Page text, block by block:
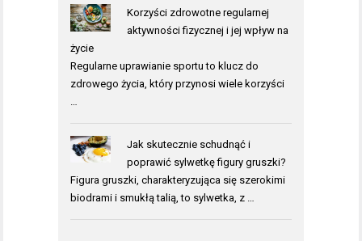
Korzyści zdrowotne regularnej
aktywności fizycznej i jej wpływ na
życie
Regularne uprawianie sportu to klucz do
zdrowego życia, który przynosi wiele korzyści
…
Jak skutecznie schudnąć i
poprawić sylwetkę figury gruszki?
Figura gruszki, charakteryzująca się szerokimi
biodrami i smukłą talią, to sylwetka, z …